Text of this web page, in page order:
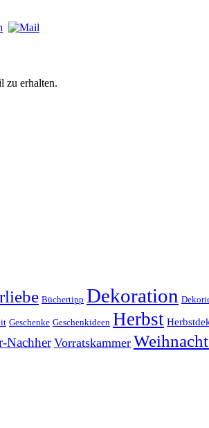
zu erhalten.
Büchertipp Dekoration
Geschenke Geschenkideen Herbst
NachherVorratskammer